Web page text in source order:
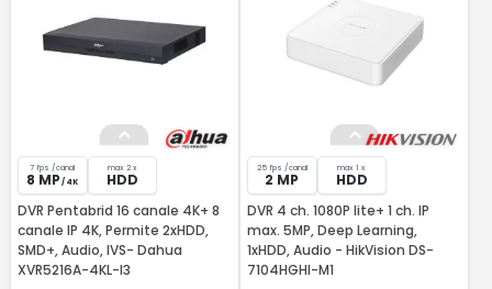
7 fps /canal
8 MP / 4K
max 2 x
HDD
DVR Pentabrid 16 canale 4K+ 8
canale IP 4K, Permite 2xHDD,
SMD+, Audio, IVS- Dahua
XVR5216A-4KL-I3
25 fps /canal
2 MP
max 1 x
HDD
DVR 4 ch. 1080P lite+ 1 ch. IP
max. 5MP, Deep Learning,
1xHDD, Audio - HikVision DS-
7104HGHI-M1